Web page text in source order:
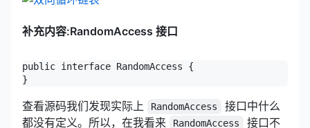
补充内容:RandomAccess 接口
public interface RandomAccess {
}
查看源码我们发现实际上 RandomAccess
接口中什么
都没有定义。所以，在我看来
RandomAccess
接口不